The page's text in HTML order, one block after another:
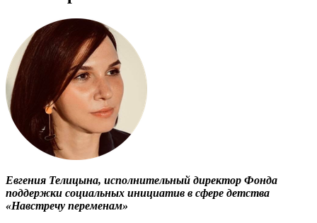
Евгения Телицына, исполнительный директор Фонда
поддержки социальных инициатив в сфере детства
«Навстречу переменам»